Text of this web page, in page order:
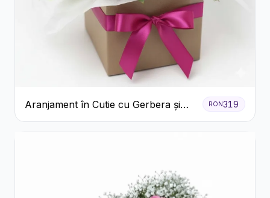
Aranjament în Cutie cu Gerbera și
Trandafiri Roz
RON319